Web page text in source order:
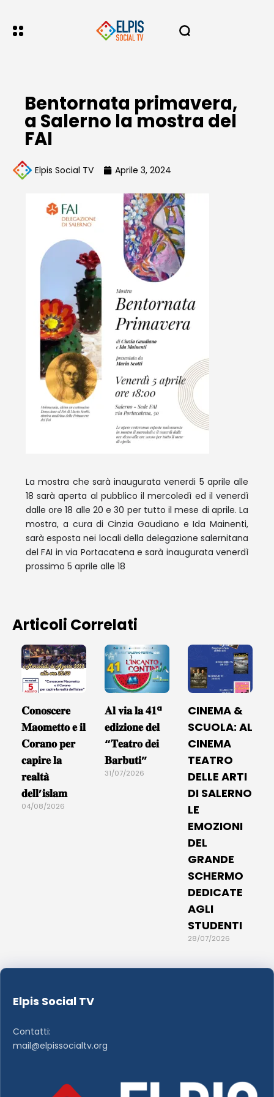
Bentornata primavera,
a Salerno la mostra del
FAI
Elpis Social TV Aprile 3, 2024
La mostra che sarà inaugurata venerdi 5 aprile alle
18 sarà aperta al pubblico il mercoledì ed il venerdì
dalle ore 18 alle 20 e 30 per tutto il mese di aprile. La
mostra, a cura di Cinzia Gaudiano e Ida Mainenti,
sarà esposta nei locali della delegazione salernitana
del FAI in via Portacatena e sarà inaugurata venerdì
prossimo 5 aprile alle 18
Articoli Correlati
𝐂𝐨𝐧𝐨𝐬𝐜𝐞𝐫𝐞
𝐌𝐚𝐨𝐦𝐞𝐭𝐭𝐨 𝐞 𝐢𝐥
𝐂𝐨𝐫𝐚𝐧𝐨 𝐩𝐞𝐫
𝐜𝐚𝐩𝐢𝐫𝐞 𝐥𝐚
𝐫𝐞𝐚𝐥𝐭𝐚̀
𝐝𝐞𝐥𝐥’𝐢𝐬𝐥𝐚𝐦
04/08/2026
𝐀𝐥 𝐯𝐢𝐚 𝐥𝐚 𝟒𝟏ª
𝐞𝐝𝐢𝐳𝐢𝐨𝐧𝐞 𝐝𝐞𝐥
“𝐓𝐞𝐚𝐭𝐫𝐨 𝐝𝐞𝐢
𝐁𝐚𝐫𝐛𝐮𝐭𝐢”
31/07/2026
CINEMA &
SCUOLA: AL
CINEMA
TEATRO
DELLE ARTI
DI SALERNO
LE
EMOZIONI
DEL
GRANDE
SCHERMO
DEDICATE
AGLI
STUDENTI
28/07/2026
Elpis Social TV
Contatti:
mail@elpissocialtv.org